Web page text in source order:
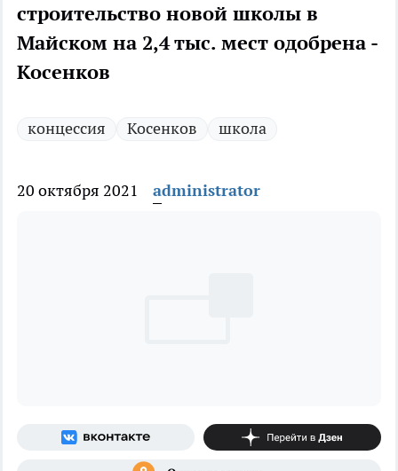
строительство новой школы в
Майском на 2,4 тыс. мест одобрена -
Косенков
концессия Косенков школа
20 октября 2021 administrator